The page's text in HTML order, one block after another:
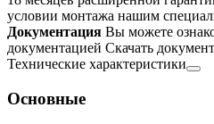
условии монтажа нашим
Документация Вы можете
документацией Скачать
Технические характеристики
Основные